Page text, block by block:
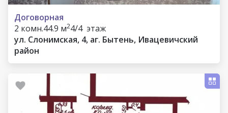
Договорная
2 комн.44.9 м24/4 этаж
ул. Слонимская, 4, аг. Бытень, Ивацевичский
район